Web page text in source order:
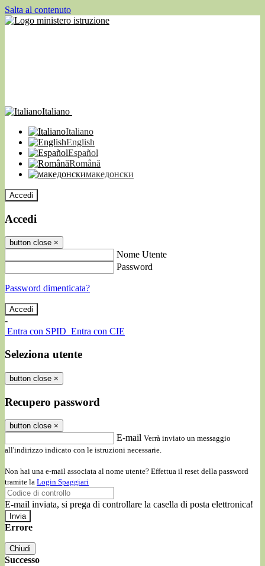
Salta al contenuto
Italiano
Italiano
English
Español
Română
македонски
Accedi
Accedi
button close ×
Nome Utente
Password
Password dimenticata?
-
Entra con SPID Entra con CIE
Seleziona utente
button close ×
Recupero password
button close ×
E-mail Verrà inviato un messaggio
all'indirizzo indicato con le istruzioni necessarie.
Non hai una e-mail associata al nome utente? Effettua il reset della password
tramite la Login Spaggiari
E-mail inviata, si prega di controllare la casella di posta elettronica!
Errore
Chiudi
Successo